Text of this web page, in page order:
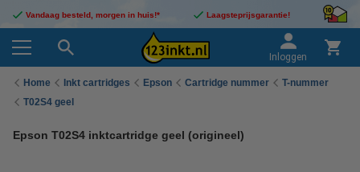
Vandaag besteld, morgen in huis!* Laagsteprijsgarantie!
Inloggen
Home Inkt cartridges Epson Cartridge nummer
T-nummer
T02S4 geel
Epson T02S4 inktcartridge geel (origineel)